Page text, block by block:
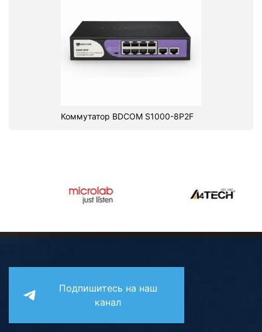
Коммутатор BDCOM S1000-8P2F
Подпишитесь на наш
канал